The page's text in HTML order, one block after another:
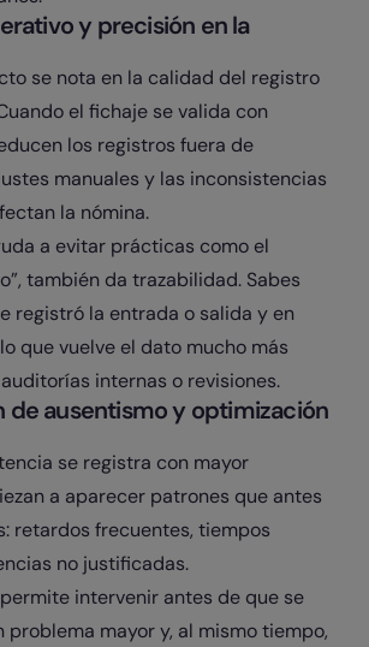
y precisión en la
se nota en la calidad del registro
el fichaje se valida con
los registros fuera de
manuales y las inconsistencias
la nómina.
a evitar prácticas como el
también da trazabilidad. Sabes
registró la entrada o salida y en
que vuelve el dato mucho más
internas o revisiones.
de ausentismo y optimización
se registra con mayor
a aparecer patrones que antes
retardos frecuentes, tiempos
no justificadas.
intervenir antes de que se
problema mayor y, al mismo tiempo,